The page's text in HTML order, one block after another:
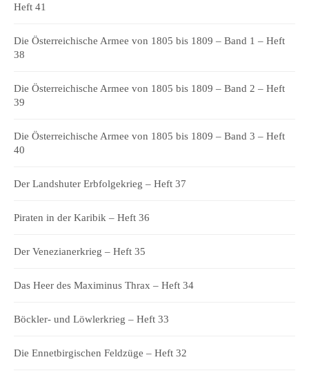
Heft 41
Die Österreichische Armee von 1805 bis 1809 – Band 1 – Heft
38
Die Österreichische Armee von 1805 bis 1809 – Band 2 – Heft
39
Die Österreichische Armee von 1805 bis 1809 – Band 3 – Heft
40
Der Landshuter Erbfolgekrieg – Heft 37
Piraten in der Karibik – Heft 36
Der Venezianerkrieg – Heft 35
Das Heer des Maximinus Thrax – Heft 34
Böckler- und Löwlerkrieg – Heft 33
Die Ennetbirgischen Feldzüge – Heft 32